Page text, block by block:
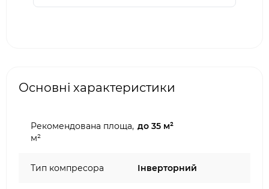
Основні характеристики
Рекомендована площа,
м²
до 35 м²
Тип компресора Інверторний